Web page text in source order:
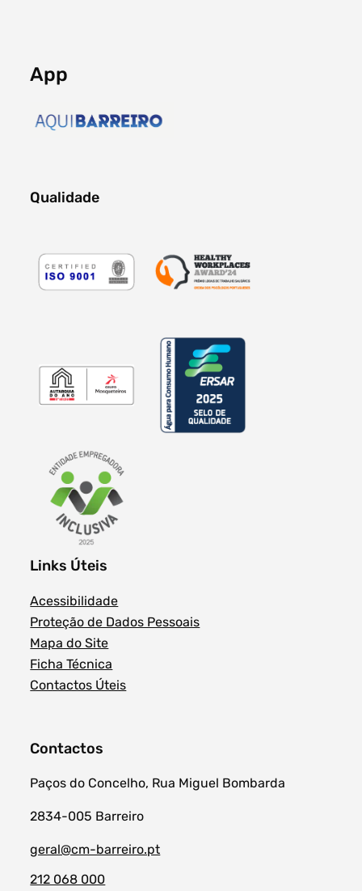
App
Qualidade
Links Úteis
Acessibilidade
Proteção de Dados Pessoais
Mapa do Site
Ficha Técnica
Contactos Úteis
Contactos
Paços do Concelho, Rua Miguel Bombarda
2834-005 Barreiro
geral@cm-barreiro.pt
212 068 000